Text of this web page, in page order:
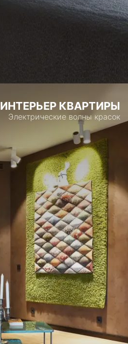
ИНТЕРЬЕР КВАРТИРЫ
Электрические волны красок